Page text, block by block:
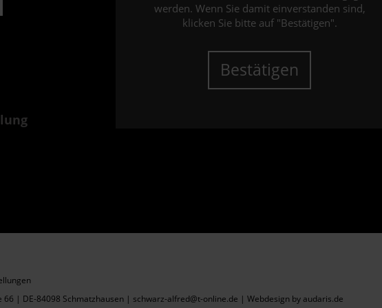
werden. Wenn Sie damit einverstanden sind,
klicken Sie bitte auf "Bestätigen".
Bestätigen
| DE-84098 Schmatzhausen | schwarz-alfred@t-online.de | Webdesign by audaris.de